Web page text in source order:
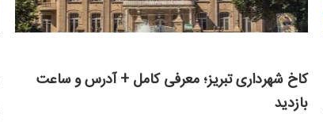
کاخ شهرداری تبریز؛ معرفی کامل + آدرس و ساعت
بازدید